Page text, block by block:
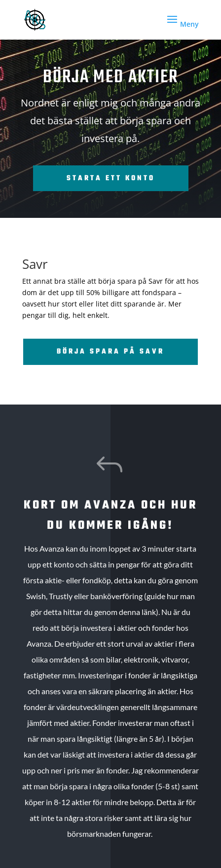
BÖRJA MED AKTIER
Nordnet är enligt mig och många andra
det bästa stället att börja spara och
investera på.
STARTA ETT KONTO
Savr
Ett annat bra ställe att börja spara på Savr för att hos
dom är det upp till 50% billigare att fondspara –
oavsett hur stort eller litet ditt sparande är. Mer
pengar till dig, helt enkelt.
BÖRJA SPARA PÅ SAVR
J
KORT OM AVANZA OCH HUR
DU KOMMER IGÅNG!
Hos Avanza kan du inom loppet av 3 minuter starta
upp ett konto och sätta in pengar för att göra ditt
första aktie- eller fondköp, detta kan du göra genom
Swish, Trustly eller banköverföring (guide hur man
gör detta hittar du genom denna länk). Nu är du
redo att börja investera i aktier och fonder hos
Avanza. De erbjuder ett stort urval av aktier i flera
olika områden så som bilar, elektronik, vitvaror,
fastigheter mm. Investeringar i fonder är långsiktiga
och anses vara en säkrare placering än aktier. Hos
fonder är värdeutvecklingen generellt långsammare
jämfört med aktier. Fonder investerar man oftast i
när man spara långsiktigt (längre än 5 år). I början
kan det var läskigt att investera i aktier då dessa går
upp och ner i pris mer än fonder. Jag rekommenderar
att man börja spara i några olika fonder (5-8 st) samt
köper in 8-12 aktier för mindre belopp. Detta är för
att inte ta några stora risker samt att lära sig hur
börsmarknaden fungerar.